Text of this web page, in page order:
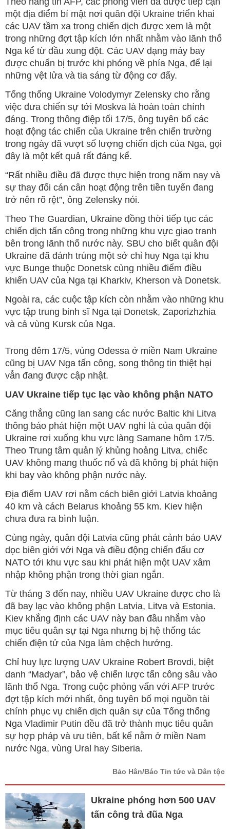
một địa điểm bí mật nơi quân đội Ukraine triển khai
các UAV tầm xa trong chiến dịch được xem là một
trong những đợt tập kích lớn nhất nhằm vào lãnh thổ
Nga kể từ đầu xung đột. Các UAV dạng máy bay
được chuẩn bị trước khi phóng về phía Nga, để lại
những vệt lửa và tia sáng từ động cơ đẩy.
Tổng thống Ukraine Volodymyr Zelensky cho rằng
việc đưa chiến sự tới Moskva là hoàn toàn chính
đáng. Trong thông điệp tối 17/5, ông tuyên bố các
hoạt động tác chiến của Ukraine trên chiến trường
trong ngày đã vượt số lượng chiến dịch của Nga, gọi
đây là một kết quả rất đáng kể.
“Rất nhiều điều đã được thực hiện trong năm nay và
sự thay đổi cán cân hoạt động trên tiền tuyến đang
trở nên rõ rệt”, ông Zelensky nói.
Theo The Guardian, Ukraine đồng thời tiếp tục các
chiến dịch tấn công trong những khu vực giao tranh
bên trong lãnh thổ nước này. SBU cho biết quân đội
Ukraine đã đánh trúng một sở chỉ huy Nga tại khu
vực Bunge thuộc Donetsk cùng nhiều điểm điều
khiển UAV của Nga tại Kharkiv, Kherson và Donetsk.
Ngoài ra, các cuộc tập kích còn nhằm vào những khu
vực tập trung binh sĩ Nga tại Donetsk, Zaporizhzhia
và cả vùng Kursk của Nga.
Trong đêm 17/5, vùng Odessa ở miền Nam Ukraine
cũng bị UAV Nga tấn công, song thông tin thiệt hại
vẫn đang được cập nhật.
UAV Ukraine tiếp tục lạc vào không phận NATO
Căng thẳng cũng lan sang các nước Baltic khi Litva
thông báo phát hiện một UAV nghi là của quân đội
Ukraine rơi xuống khu vực làng Samane hôm 17/5.
Theo Trung tâm quản lý khủng hoảng Litva, chiếc
UAV không mang thuốc nổ và đã không bị phát hiện
khi bay vào không phận nước này.
Địa điểm UAV rơi nằm cách biên giới Latvia khoảng
40 km và cách Belarus khoảng 55 km. Kiev hiện
chưa đưa ra bình luận.
Cùng ngày, quân đội Latvia cũng phát cảnh báo UAV
dọc biên giới với Nga và điều động chiến đấu cơ
NATO tới khu vực sau khi phát hiện một UAV xâm
nhập không phận trong thời gian ngắn.
Từ tháng 3 đến nay, nhiều UAV Ukraine được cho là
đã bay lạc vào không phận Latvia, Litva và Estonia.
Kiev khẳng định các UAV này ban đầu nhắm vào
mục tiêu quân sự tại Nga nhưng bị hệ thống tác
chiến điện tử của Nga làm chệch hướng.
Chỉ huy lực lượng UAV Ukraine Robert Brovdi, biệt
danh “Madyar”, bảo vệ chiến lược tấn công sâu vào
lãnh thổ Nga. Trong cuộc phỏng vấn với AFP trước
đợt tập kích mới nhất, ông tuyên bố mọi nguồn tài
chính phục vụ chiến dịch quân sự của Tổng thống
Nga Vladimir Putin đều đã trở thành mục tiêu quân
sự hợp pháp và ưu tiên, bất kể nằm ở miền Nam
nước Nga, vùng Ural hay Siberia.
Bảo Hân/Báo Tin tức và Dân tộc
Ukraine phóng hơn 500 UAV
tấn công trả đũa Nga